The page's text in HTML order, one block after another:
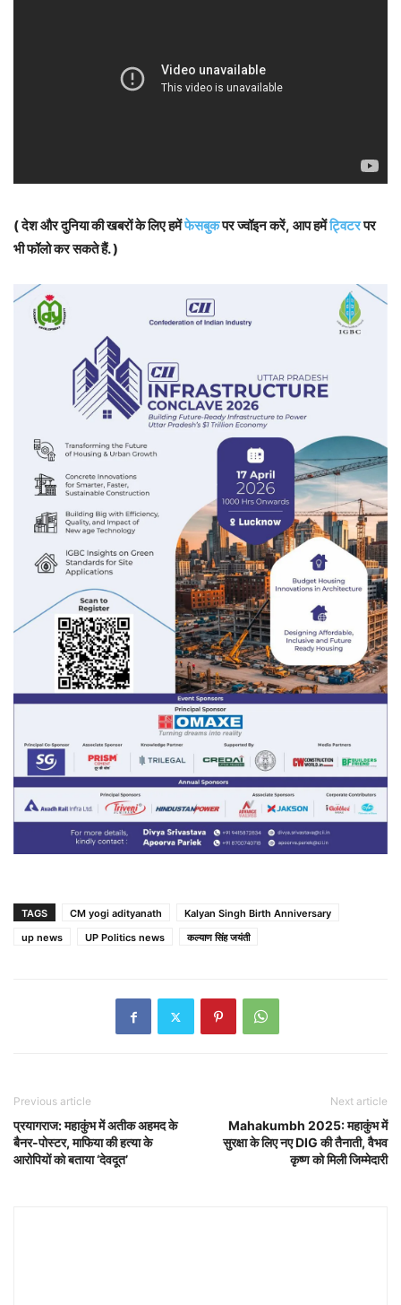
( देश और दुनिया की खबरों के लिए हमेंफेसबुकपर ज्वॉइन करें, आप हमेंट्विटरपर
भी फॉलो कर सकते हैं. )
TAGS CM yogi adityanath
Kalyan Singh Birth Anniversary
up news
UP Politics news कल्याण सिंह जयंती
Previous article
प्रयागराज: महाकुंभ में अतीक अहमद के
बैनर-पोस्टर, माफिया की हत्या के
आरोपियों को बताया ‘देवदूत’
Next article
Mahakumbh 2025: महाकुंभ में
सुरक्षा के लिए नए DIG की तैनाती, वैभव
कृष्ण को मिली जिम्मेदारी